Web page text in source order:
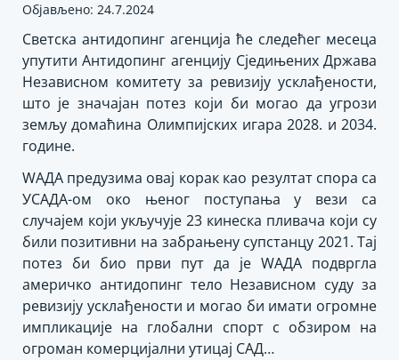
Објављено: 24.7.2024
Светска антидопинг агенција ће следећег месеца
упутити Антидопинг агенцију Сједињених Држава
Независном комитету за ревизију усклађености,
што је значајан потез који би могао да угрози
земљу домаћина Олимпијских игара 2028. и 2034.
године.
WАДА предузима овај корак као резултат спора са
УСАДА-ом око њеног поступања у вези са
случајем који укључује 23 кинеска пливача који су
били позитивни на забрањену супстанцу 2021. Тај
потез би био први пут да је WАДА подвргла
америчко антидопинг тело Независном суду за
ревизију усклађености и могао би имати огромне
импликације на глобални спорт с обзиром на
огроман комерцијални утицај САД…